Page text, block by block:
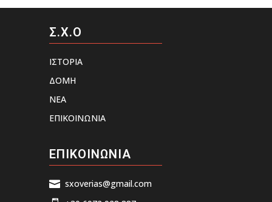
Σ.Χ.Ο
ΙΣΤΟΡΙΑ
ΔΟΜΗ
ΝΕΑ
ΕΠΙΚΟΙΝΩΝΙΑ
ΕΠΙΚΟΙΝΩΝΙΑ
 sxoverias@gmail.com